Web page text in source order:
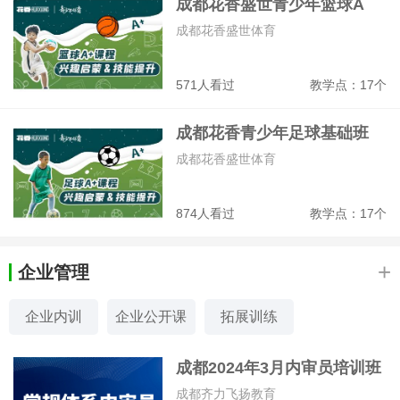
成都花香盛世青少年篮球A
+课训练班
571人看过 教学点：17个
成都花香盛世体育
成都花香青少年足球基础班
874人看过 教学点：17个
成都花香盛世体育
企业管理 +
企业内训 企业公开课 拓展训练
成都2024年3月内审员培训班
成都齐力飞扬教育